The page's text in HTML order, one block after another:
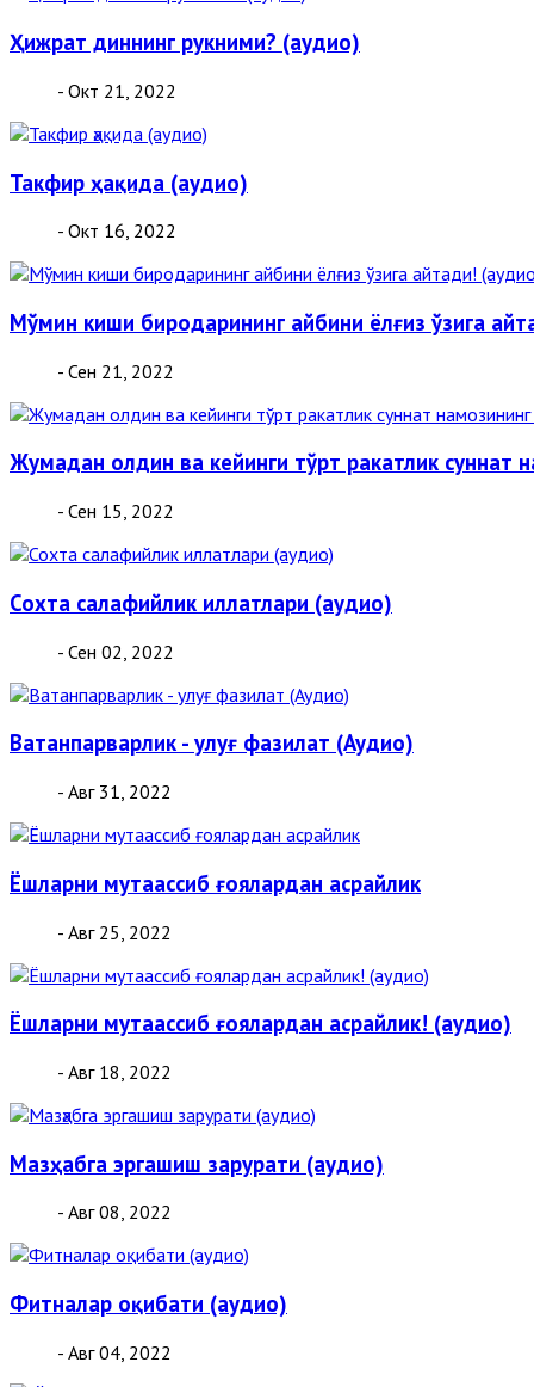
Ҳижрат диннинг рукними? (аудио)
- Окт 21, 2022
Такфир ҳақида (аудио)
- Окт 16, 2022
Мўмин киши биродарининг айбини ёлғиз ўзига
- Сен 21, 2022
Жумадан олдин ва кейинги тўрт ракатлик суннат
- Сен 15, 2022
Сохта салафийлик иллатлари (аудио)
- Сен 02, 2022
Ватанпарварлик - улуғ фазилат (Аудио)
- Авг 31, 2022
Ёшларни мутаассиб ғоялардан асрайлик
- Авг 25, 2022
Ёшларни мутаассиб ғоялардан асрайлик! (аудио)
- Авг 18, 2022
Мазҳабга эргашиш зарурати (аудио)
- Авг 08, 2022
Фитналар оқибати (аудио)
- Авг 04, 2022